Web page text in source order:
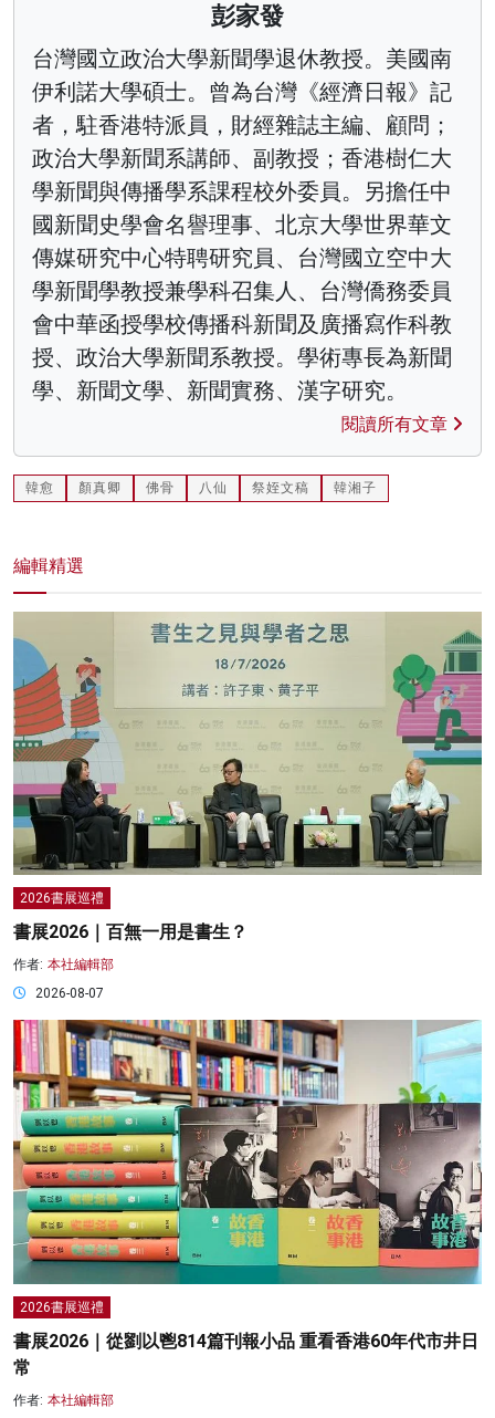
彭家發
台灣國立政治大學新聞學退休教授。美國南
伊利諾大學碩士。曾為台灣《經濟日報》記
者，駐香港特派員，財經雜誌主編、顧問；
政治大學新聞系講師、副教授；香港樹仁大
學新聞與傳播學系課程校外委員。另擔任中
國新聞史學會名譽理事、北京大學世界華文
傳媒研究中心特聘研究員、台灣國立空中大
學新聞學教授兼學科召集人、台灣僑務委員
會中華函授學校傳播科新聞及廣播寫作科教
授、政治大學新聞系教授。學術專長為新聞
學、新聞文學、新聞實務、漢字研究。
閱讀所有文章
韓愈 顏真卿 佛骨 八仙 祭姪文稿 韓湘子
編輯精選
2026書展巡禮
書展2026｜百無一用是書生？
作者: 本社編輯部
2026-08-07
2026書展巡禮
書展2026｜從劉以鬯814篇刊報小品 重看香港60年代市井日
常
作者: 本社編輯部